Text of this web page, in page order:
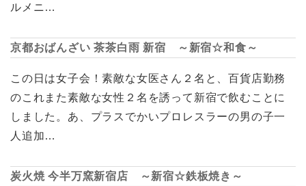
ルメニ…
京都おばんざい 茶茶白雨 新宿 ～新宿☆和食～
この日は女子会！素敵な女医さん２名と、百貨店勤務
のこれまた素敵な女性２名を誘って新宿で飲むことに
しました。あ、プラスでかいプロレスラーの男の子一
人追加…
炭火焼 今半万窯新宿店 ～新宿☆鉄板焼き～